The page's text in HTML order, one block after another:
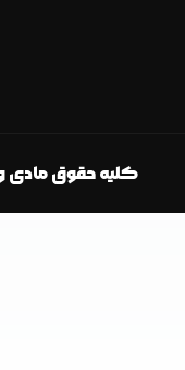
کلیه حقوق مادی